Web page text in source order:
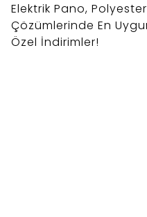
Elektrik Pano,
Çözümlerinde En
Özel İndirimler!